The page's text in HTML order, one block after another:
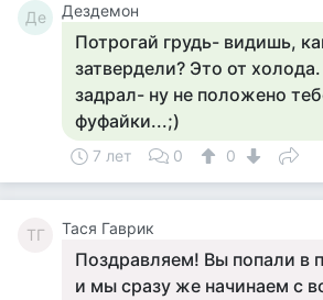
Де Дездемон
Потрогай грудь- видишь,
затвердели? Это от
задрал- ну не положено
фуфайки...;)
7 лет 0 0
ТГ Тася Гаврик
Поздравляем! Вы попали в
и мы сразу же начинаем с